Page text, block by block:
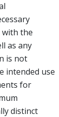
with the
as any
is not
intended use
for
distinct